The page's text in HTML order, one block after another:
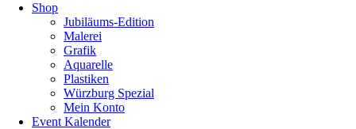
Shop
Jubiläums-Edition
Malerei
Grafik
Aquarelle
Plastiken
Würzburg Spezial
Mein Konto
Event Kalender